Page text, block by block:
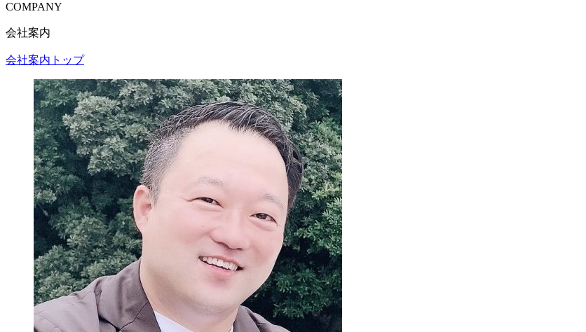
COMPANY
会社案内
会社案内トップ